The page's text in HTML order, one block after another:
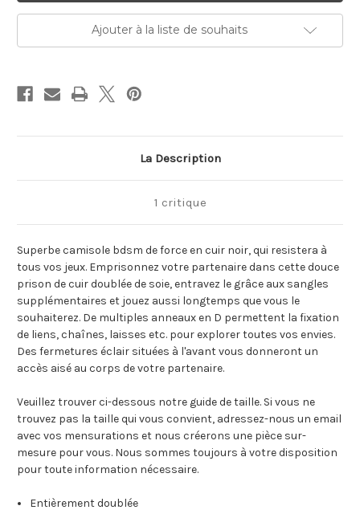
Ajouter à la liste de souhaits
La Description
1 critique
Superbe camisole bdsm de force en cuir noir, qui resistera à
tous vos jeux. Emprisonnez votre partenaire dans cette douce
prison de cuir doublée de soie, entravez le grâce aux sangles
supplémentaires et jouez aussi longtemps que vous le
souhaiterez. De multiples anneaux en D permettent la fixation
de liens, chaînes, laisses etc. pour explorer toutes vos envies.
Des fermetures éclair situées à l'avant vous donneront un
accès aisé au corps de votre partenaire.
Veuillez trouver ci-dessous notre guide de taille. Si vous ne
trouvez pas la taille qui vous convient, adressez-nous un email
avec vos mensurations et nous créerons une pièce sur-
mesure pour vous. Nous sommes toujours à votre disposition
pour toute information nécessaire.
Entièrement doublée